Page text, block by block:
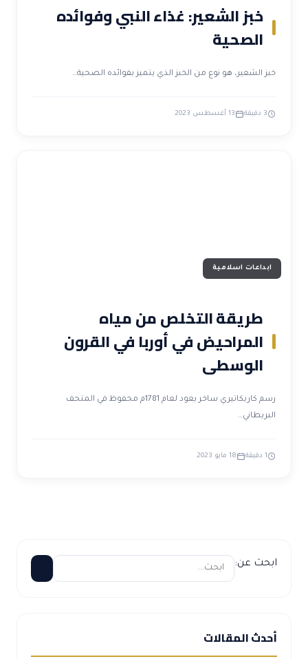
خبز الشعير: غذاء النبي وفوائده
الصحية
خبز الشعير، هو نوع من الخبز الذي يتميز بفوائده الصحية…
3 دقيقة 13 أغسطس 2023
ابداعات اسلامية
طريقة التخلص من مياه
المراحيض في أوربا في القرون
الوسطى
رسم كاريكاتيري ساخر يعود لعام 1781م محفوظ في المتحف
البريطاني…
1 دقيقة 18 مايو 2023
ابحث عن:
أحدث المقالات